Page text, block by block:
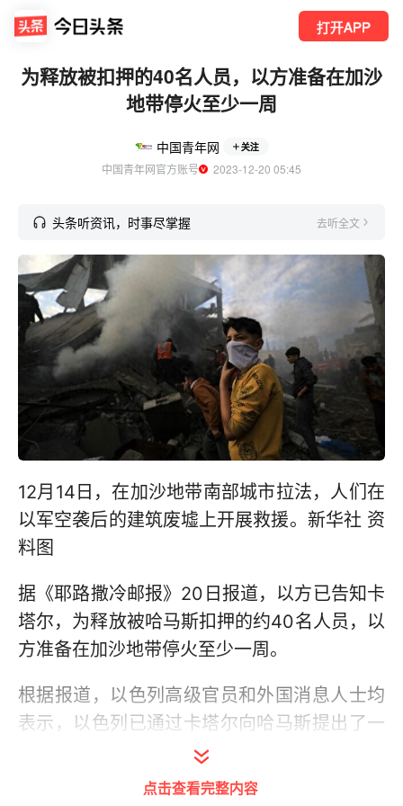
打开APP
为释放被扣押的40名人员，以方准备在加沙
地带停火至少一周
中国青年网 关注
中国青年网官方账号
  2023-12-20 05:45
头条听资讯，时事尽掌握 去听全文
12月14日，在加沙地带南部城市拉法，人们在
以军空袭后的建筑废墟上开展救援。新华社 资
料图
据《耶路撒冷邮报》20日报道，以方已告知卡
塔尔，为释放被哈马斯扣押的约40名人员，以
方准备在加沙地带停火至少一周。
根据报道，以色列高级官员和外国消息人士均
表示，以色列已通过卡塔尔向哈马斯提出了一
份关于释放被扣押人员的新提案，其中概述了
恢复谈判的协议大纲，包含释放以方约40名被
点击查看完整内容